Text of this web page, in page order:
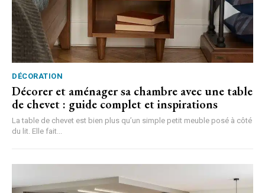
DÉCORATION
Décorer et aménager sa chambre avec une table
de chevet : guide complet et inspirations
La table de chevet est bien plus qu’un simple petit meuble posé à côté
du lit. Elle fait...